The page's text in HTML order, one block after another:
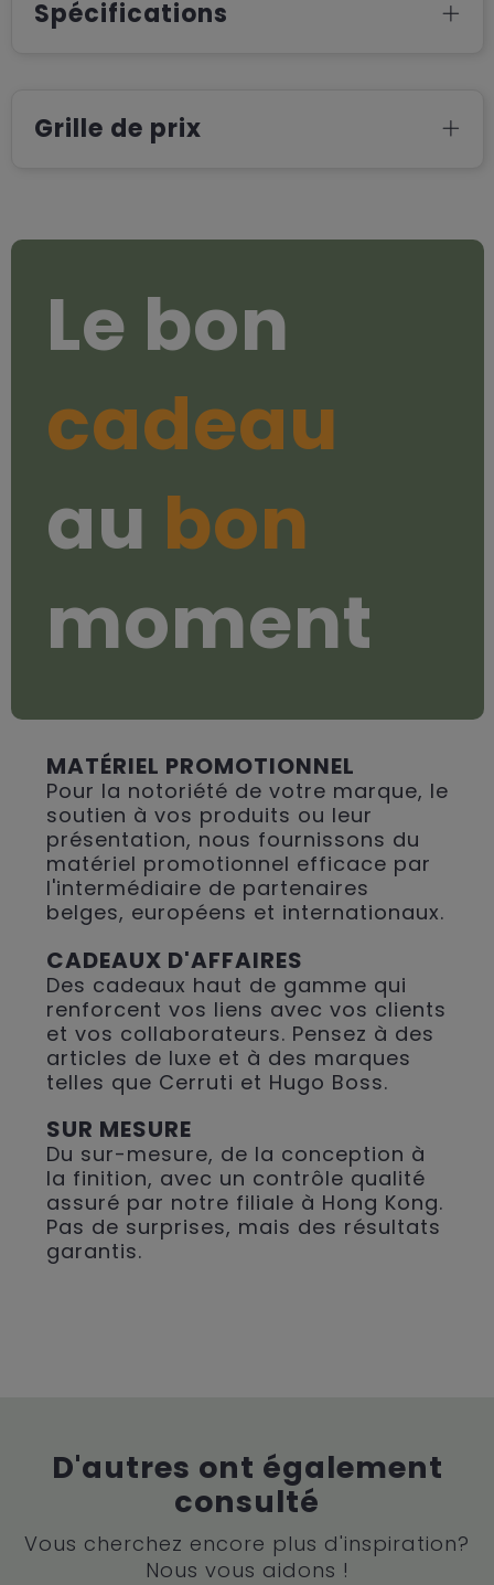
Spécifications
Grille de prix
Le bon
cadeau
au bon
moment
MATÉRIEL PROMOTIONNEL
Pour la notoriété de votre marque, le
soutien à vos produits ou leur
présentation, nous fournissons du
matériel promotionnel efficace par
l'intermédiaire de partenaires
belges, européens et internationaux.
CADEAUX D'AFFAIRES
Des cadeaux haut de gamme qui
renforcent vos liens avec vos clients
et vos collaborateurs. Pensez à des
articles de luxe et à des marques
telles que Cerruti et Hugo Boss.
SUR MESURE
Du sur-mesure, de la conception à
la finition, avec un contrôle qualité
assuré par notre filiale à Hong Kong.
Pas de surprises, mais des résultats
garantis.
D'autres ont également
consulté
Vous cherchez encore plus d'inspiration?
Nous vous aidons !